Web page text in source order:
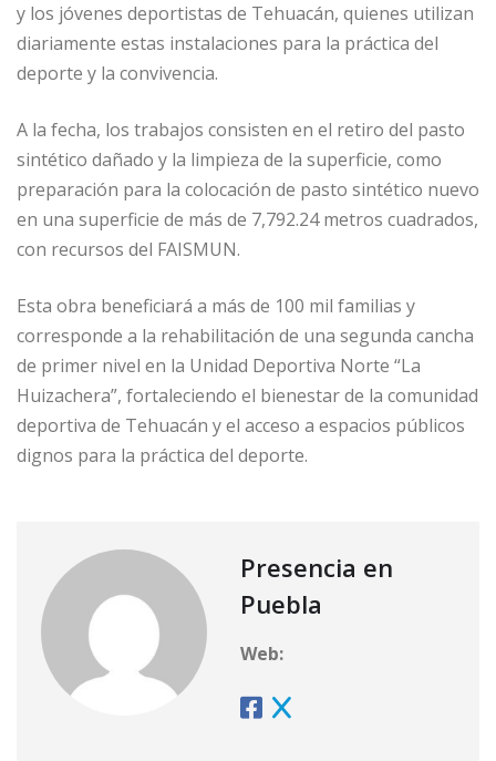
y los jóvenes deportistas de Tehuacán, quienes utilizan
diariamente estas instalaciones para la práctica del
deporte y la convivencia.
A la fecha, los trabajos consisten en el retiro del pasto
sintético dañado y la limpieza de la superficie, como
preparación para la colocación de pasto sintético nuevo
en una superficie de más de 7,792.24 metros cuadrados,
con recursos del FAISMUN.
Esta obra beneficiará a más de 100 mil familias y
corresponde a la rehabilitación de una segunda cancha
de primer nivel en la Unidad Deportiva Norte “La
Huizachera”, fortaleciendo el bienestar de la comunidad
deportiva de Tehuacán y el acceso a espacios públicos
dignos para la práctica del deporte.
Presencia en
Puebla
Web: